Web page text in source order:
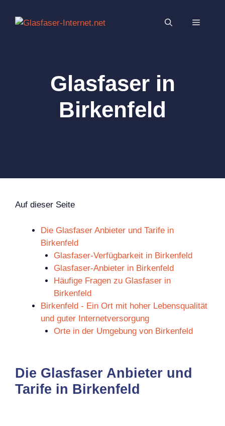
Inhalt
MENÜ
Glasfaser in
Birkenfeld
Auf dieser Seite
Die Glasfaser Anbieter und Tarife in
Birkenfeld
Glasfaser-Verfügbarkeit in Birkenfeld
Glasfaser-Anbieter in Birkenfeld
Häufige Fragen zu Glasfaser in
Birkenfeld
Birkenfeld - Ein Ort mit hoher Lebensqualität
und guter Internetversorgung
Orte in der Umgebung von Birkenfeld
Die Glasfaser Anbieter und
Tarife in Birkenfeld